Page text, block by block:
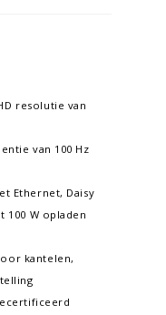
resolutie van
van 100 Hz
Ethernet, Daisy
W opladen
kantelen,